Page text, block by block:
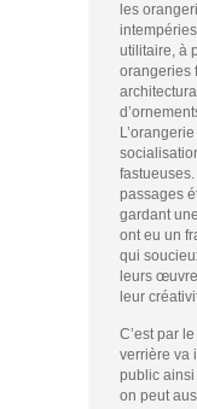
les
utilitaire, à
orangeries
passages
gardant
ont eu un
qui
leurs
leur
C’est par
verrière va
public
on peut